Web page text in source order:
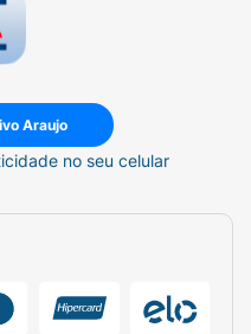
ao produto e
ser utilizado.
Araujo
no seu celular